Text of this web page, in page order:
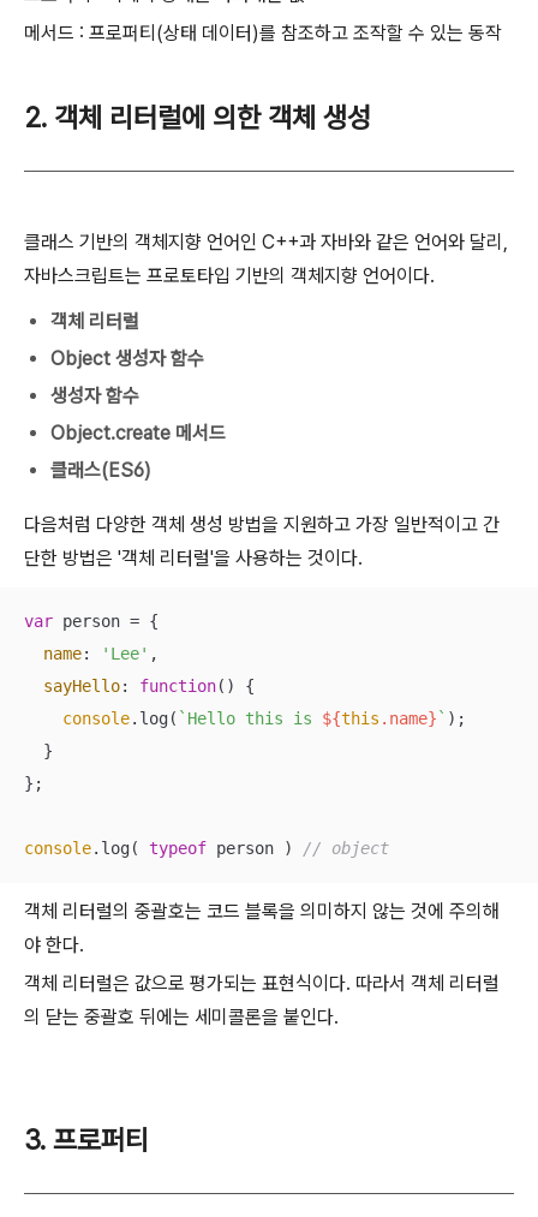
메서드 : 프로퍼티(상태 데이터)를 참조하고 조작할 수 있는 동작
2. 객체 리터럴에 의한 객체 생성
클래스 기반의 객체지향 언어인 C++과 자바와 같은 언어와 달리,
자바스크립트는 프로토타입 기반의 객체지향 언어이다.
객체 리터럴
Object 생성자 함수
생성자 함수
Object.create 메서드
클래스(ES6)
다음처럼 다양한 객체 생성 방법을 지원하고 가장 일반적이고 간
단한 방법은 '객체 리터럴'을 사용하는 것이다.
var person = {
name: 'Lee' ,
sayHello: function( ) {
console.log( `Hello this is ${this .name} ` );
  }
};
console.log( typeof person ) // object
객체 리터럴의 중괄호는 코드 블록을 의미하지 않는 것에 주의해
야 한다.
객체 리터럴은 값으로 평가되는 표현식이다. 따라서 객체 리터럴
의 닫는 중괄호 뒤에는 세미콜론을 붙인다.
3. 프로퍼티